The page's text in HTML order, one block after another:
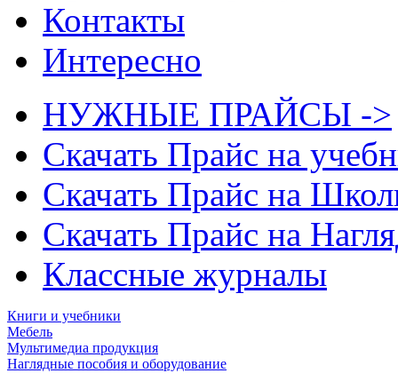
Контакты
Интересно
НУЖНЫЕ ПРАЙСЫ ->
Скачать Прайс на
Скачать Прайс на
Скачать Прайс на
Классные журналы
Книги и учебники
Мебель
Мультимедиа продукция
Наглядные пособия и оборудование